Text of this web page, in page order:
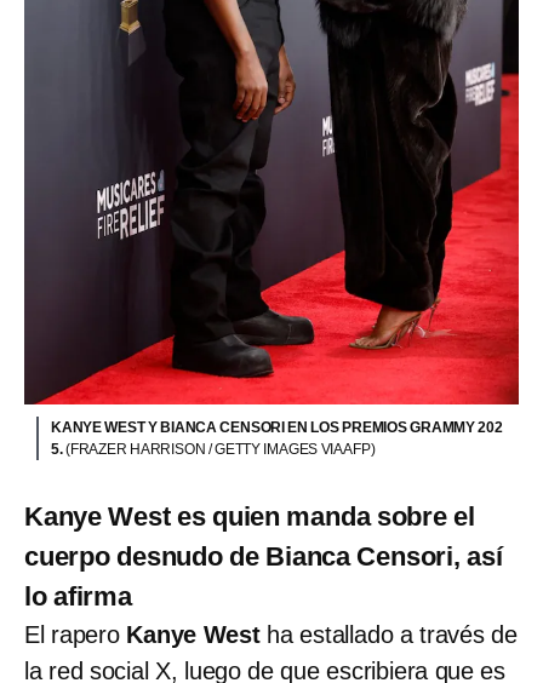
KANYE WEST Y BIANCA CENSORI EN LOS PREMIOS GRAMMY 202
5.(FRAZER HARRISON / GETTY IMAGES VIA AFP)
Kanye West es quien manda sobre el
cuerpo desnudo de Bianca Censori, así
lo afirma
El rapero Kanye Westha estallado a través de
la red social X, luego de que escribiera que es